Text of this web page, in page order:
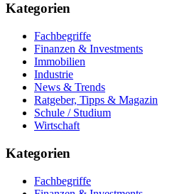
Kategorien
Fachbegriffe
Finanzen & Investments
Immobilien
Industrie
News & Trends
Ratgeber, Tipps & Magazin
Schule / Studium
Wirtschaft
Kategorien
Fachbegriffe